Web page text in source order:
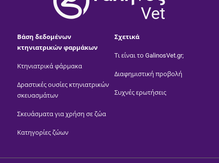
Vet
Βάση δεδομένων
κτηνιατρικών φαρμάκων
Κτηνιατρικά φάρμακα
Δραστικές ουσίες κτηνιατρικών
σκευασμάτων
Σκευάσματα για χρήση σε ζώα
Κατηγορίες ζώων
Σχετικά
Τι είναι το GalinosVet.gr;
Διαφημιστική προβολή
Συχνές ερωτήσεις